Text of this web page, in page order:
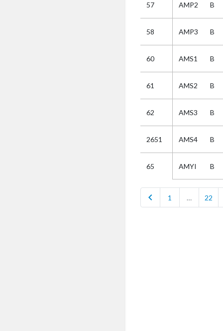
57 AMP2 B
58 AMP3 B
60 AMS1 B
61 AMS2 B
62 AMS3 B
2651 AMS4 B
65 AMYI B
chevron_left 1 … 22